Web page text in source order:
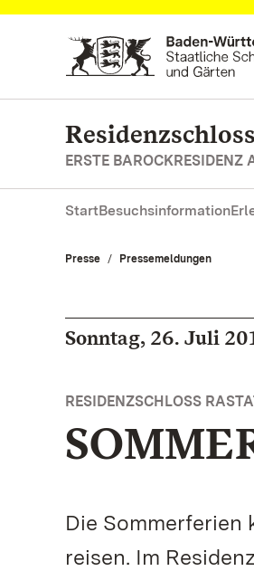
Zum Hauptinhalt springen
ERSTE BAROCKRESIDENZ
StartBesuchsinformation
Presse Pressemeldungen
Sonntag, 26. Juli
RESIDENZSCHLOSS
Die Sommerferien
reisen. Im